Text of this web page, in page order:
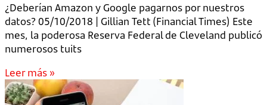
¿Deberían Amazon y Google pagarnos por nuestros
datos? 05/10/2018 | Gillian Tett (Financial Times) Este
mes, la poderosa Reserva Federal de Cleveland publicó
numerosos tuits
Leer más »